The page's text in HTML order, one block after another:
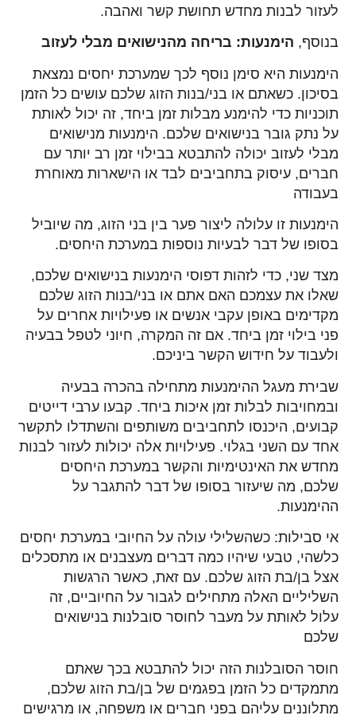
לעזור לבנות מחדש תחושת קשר ואהבה.
בנוסף, הימנעות: בריחה מהנישואים מבלי לעזוב
הימנעות היא סימן נוסף לכך שמערכת יחסים נמצאת
בסיכון. כשאתם או בני/בנות הזוג שלכם עושים כל הזמן
תוכניות כדי להימנע מבלות זמן ביחד, זה יכול לאותת
על נתק גובר בנישואים שלכם. הימנעות מנישואים
מבלי לעזוב יכולה להתבטא בבילוי זמן רב יותר עם
חברים, עיסוק בתחביבים לבד או הישארות מאוחרת
בעבודה
הימנעות זו עלולה ליצור פער בין בני הזוג, מה שיוביל
בסופו של דבר לבעיות נוספות במערכת היחסים.
מצד שני, כדי לזהות דפוסי הימנעות בנישואים שלכם,
שאלו את עצמכם האם אתם או בני/בנות הזוג שלכם
מקדימים באופן עקבי אנשים או פעילויות אחרים על
פני בילוי זמן ביחד. אם זה המקרה, חיוני לטפל בבעיה
ולעבוד על חידוש הקשר ביניכם.
שבירת מעגל ההימנעות מתחילה בהכרה בבעיה
ובמחויבות לבלות זמן איכות ביחד. קבעו ערבי דייטים
קבועים, היכנסו לתחביבים משותפים והשתדלו לתקשר
אחד עם השני בגלוי. פעילויות אלה יכולות לעזור לבנות
מחדש את האינטימיות והקשר במערכת היחסים
שלכם, מה שיעזור בסופו של דבר להתגבר על
ההימנעות.
אי סבילות: כשהשלילי עולה על החיובי במערכת יחסים
כלשהי, טבעי שיהיו כמה דברים מעצבנים או מתסכלים
אצל בן/בת הזוג שלכם. עם זאת, כאשר הרגשות
השליליים האלה מתחילים לגבור על החיוביים, זה
עלול לאותת על מעבר לחוסר סובלנות בנישואים
שלכם
חוסר הסובלנות הזה יכול להתבטא בכך שאתם
מתמקדים כל הזמן בפגמים של בן/בת הזוג שלכם,
מתלוננים עליהם בפני חברים או משפחה, או מרגישים